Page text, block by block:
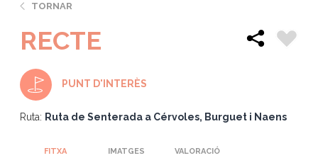
TORNAR
RECTE
PUNT D'INTERÈS
Ruta: Ruta de Senterada a Cérvoles, Burguet i Naens
FITXA IMATGES VALORACIÓ